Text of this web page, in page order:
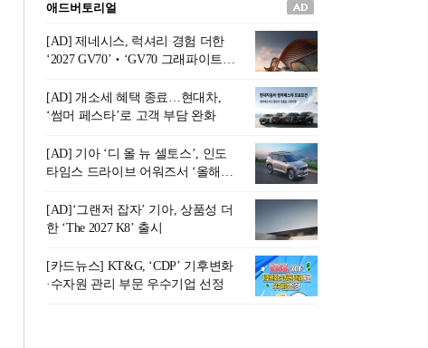
록 고문은 새로운 시각을 제시
0년의 과도기는 지옥이 아니라
정화와 성장의 공간인 ‘은퇴연
옥(Purgatory)’이라는 것이다.
연옥은 고통스럽지만 끝이 있
으며, 준비를 통해 천국으로 나
아갈 수 있는 희망의 장소라고
말한
을 하고 금융 경영인으로서 큰
족적을 남긴 김 전 회장이 후배
세대에게 전하는 삶의 조언을
담은 인생 노트다.『물처럼 흐
르고 원칙으로 서다』는 단순
한 자서전을 넘어, 실패를 두려
워하지 않는 용기와 자신에 대
한 믿음이 어떻게 삶을 풍요롭
게 만드는지를 보여주는 지혜
의 보고로 평가된다.김용환 전
회장은 “인생의 목표가 크더라
도 조급해하지 말고 작은 것부
터 하나 하나 성취해 나가
라”고 조언한다. 뼈아픈 실패
조차 성공의 뼈대가 된다는 긍
애드버토리얼
[AD] 제네시스, 럭셔리 경험 더한
‘2027 GV70’‧‘GV70 그래파이트’
[AD] 개소세 혜택 종료…현대차,
‘썸머 페스타’로 고객 부담 완화
[AD] 기아 ‘디 올 뉴 셀토스’, 인도
타임스 드라이브 어워즈서 ‘올해의
[AD]‘그랜저 잡자’ 기아, 상품성 더
한 ‘The 2027 K8’ 출시
[카드뉴스] KT&G, ‘CDP’ 기후변화
·수자원 관리 부문 우수기업 선정